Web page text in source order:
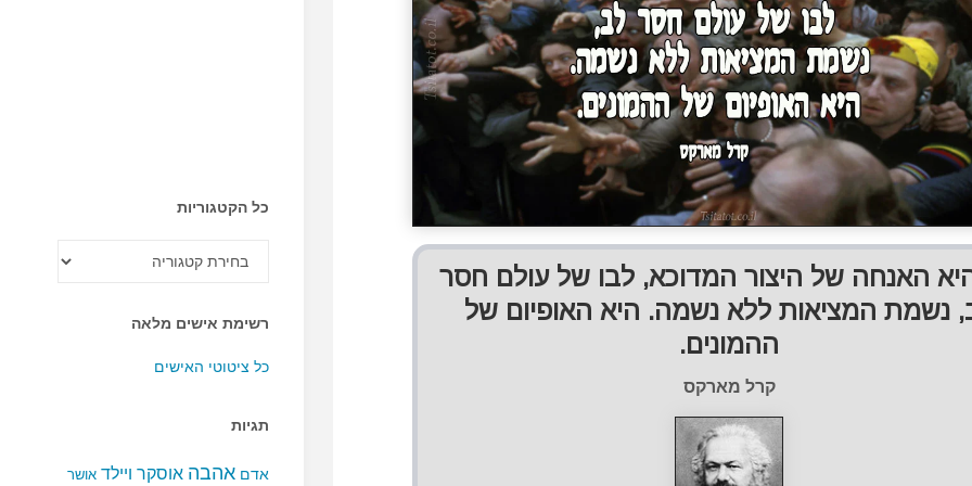
האנחה של היצור המדוכא, לבו של עולם חסר
נשמת המציאות ללא נשמה. היא האופיום של
ההמונים.
קרל מארקס
כל הקטגוריות
הקטגוריות
רשימת אישים מלאה
כל ציטוטי האישים
תגיות
אדם אהבה אוסקר ויילד אושר